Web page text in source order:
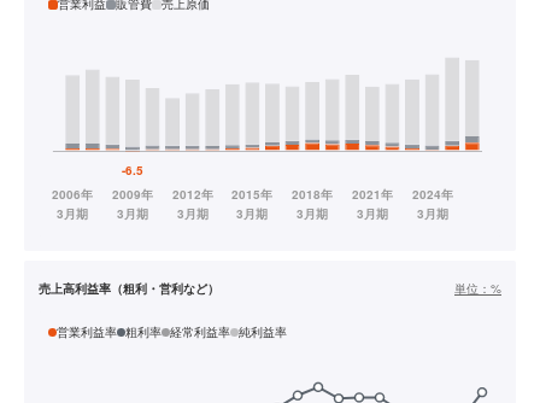
営業利益 販管費 売上原価
売上高利益率（粗利・営利など） 単位： %
営業利益率 粗利率 経常利益率 純利益率